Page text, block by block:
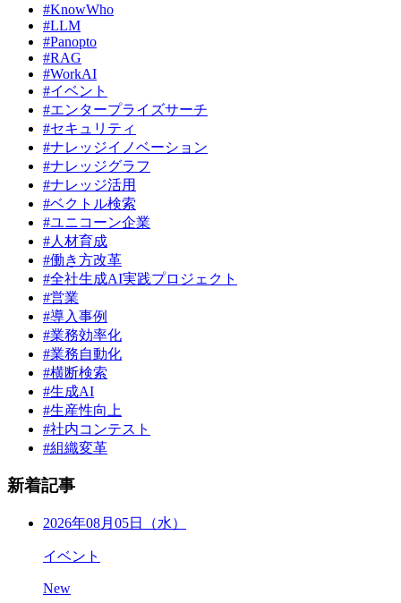
#KnowWho
#LLM
#Panopto
#RAG
#WorkAI
#イベント
#エンタープライズサーチ
#セキュリティ
#ナレッジイノベーション
#ナレッジグラフ
#ナレッジ活用
#ベクトル検索
#ユニコーン企業
#人材育成
#働き方改革
#全社生成AI実践プロジェクト
#営業
#導入事例
#業務効率化
#業務自動化
#横断検索
#生成AI
#生産性向上
#社内コンテスト
#組織変革
新着記事
2026年08月05日（水）
イベント
New